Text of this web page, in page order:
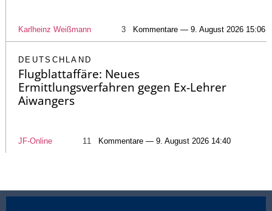
Karlheinz Weißmann 3 Kommentare — 9. August 2026 15:06
DEUTSCHLAND
Flugblattaffäre: Neues
Ermittlungsverfahren gegen Ex-Lehrer
Aiwangers
JF-Online 11 Kommentare — 9. August 2026 14:40